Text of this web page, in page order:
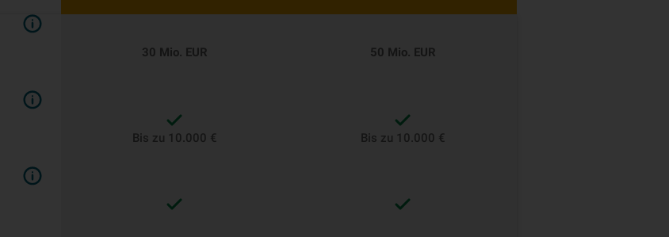
30 Mio. EUR 50 Mio. EUR
Bis zu 10.000 € Bis zu 10.000 €